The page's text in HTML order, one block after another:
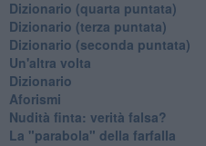
​Dizionario (quarta puntata)
​Dizionario (terza puntata)
​Dizionario (seconda puntata)
Un'altra volta
Dizionario
Aforismi
Nudità finta: verità falsa?
La "parabola" della farfalla